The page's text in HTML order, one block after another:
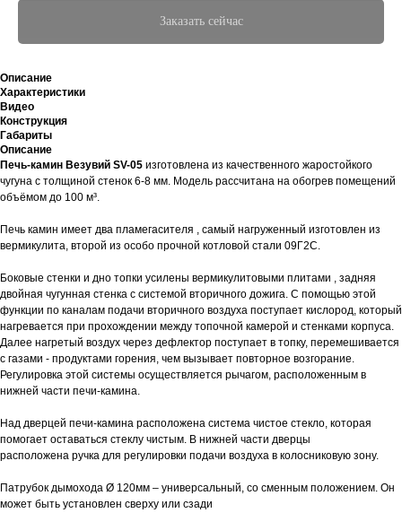
Заказать сейчас
Описание
Характеристики
Видео
Конструкция
Габариты
Описание
Печь-камин Везувий SV-05 изготовлена из качественного жаростойкого
чугуна с толщиной стенок 6-8 мм. Модель рассчитана на обогрев помещений
объёмом до 100 м³.
Печь камин имеет два пламегасителя , самый нагруженный изготовлен из
вермикулита, второй из особо прочной котловой стали 09Г2С.
Боковые стенки и дно топки усилены вермикулитовыми плитами , задняя
двойная чугунная стенка с системой вторичного дожига. С помощью этой
функции по каналам подачи вторичного воздуха поступает кислород, который
нагревается при прохождении между топочной камерой и стенками корпуса.
Далее нагретый воздух через дефлектор поступает в топку, перемешивается
с газами - продуктами горения, чем вызывает повторное возгорание.
Регулировка этой системы осуществляется рычагом, расположенным в
нижней части печи-камина.
Над дверцей печи-камина расположена система чистое стекло, которая
помогает оставаться стеклу чистым. В нижней части дверцы
расположена ручка для регулировки подачи воздуха в колосниковую зону.
Патрубок дымохода Ø 120мм – универсальный, со сменным положением. Он
может быть установлен сверху или сзади